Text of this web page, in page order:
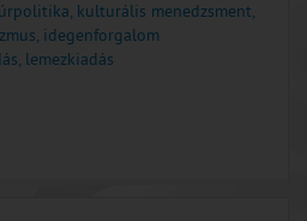
kulturális menedzsment,
idegenforgalom
lemezkiadás